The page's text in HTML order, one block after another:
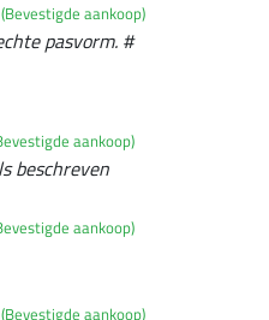
(Bevestigde aankoop)
pasvorm. #
aankoop)
beschreven
aankoop)
(Bevestigde aankoop)